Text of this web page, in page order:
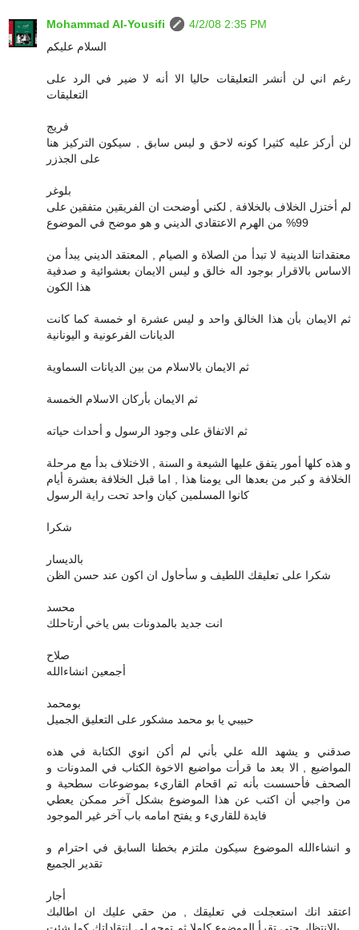
Mohammad Al-Yousifi
4/2/08 2:35 PM
السلام عليكم
رغم اني لن أنشر التعليقات حاليا الا أنه لا ضير في الرد على
التعليقات
فريج
لن أركز عليه كثيرا كونه لاحق و ليس سابق , سيكون التركيز هنا
على الجذزر
بلوغر
لم أختزل الخلاف بالخلافة , لكني أوضحت ان الفريقين متفقين على
99% من الهرم الاعتقادي الديني و هو موضح في الموضوع
معتقداتنا الدينية لا تبدأ من الصلاة و الصيام , المعتقد الديني يبدأ من
الاساس بالاقرار بوجود اله خالق و ليس الايمان بعشوائية و صدفية
هذا الكون
ثم الايمان بأن هذا الخالق واحد و ليس عشرة او خمسة كما كانت
الديانات الفرعونية و اليونانية
ثم الايمان بالاسلام من بين الديانات السماوية
ثم الايمان بأركان الاسلام الخمسة
ثم الاتفاق على وجود الرسول و أحداث حياته
و هذه كلها أمور يتفق عليها الشيعة و السنة , الاختلاف بدأ مع مرحلة
الخلافة و كبر من بعدها الى يومنا هذا , اما قبل الخلافة بعشرة أيام
كانوا المسلمين كيان واحد تحت راية الرسول
شكرا
بالديسار
شكرا على تعليقك اللطيف و سأحاول ان اكون عند حسن الظن
محسد
انت جديد بالمدونات بس ياخي أرتاحلك
صلاح
أجمعين انشاءالله
بومحمد
حبيبي يا بو محمد مشكور على التعليق الجميل
صدقني و يشهد الله علي بأني لم أكن انوي الكتابة في هذه
المواضيع , الا بعد ما قرأت مواضيع الاخوة الكتاب في المدونات و
الصحف فأحسست بأنه تم اقحام القاريء بموضوعات سطحية و
من واجبي أن اكتب عن هذا الموضوع بشكل آخر ممكن يعطي
فايدة للقاريء و يفتح امامه باب آخر غير الموجود
و انشاءالله الموضوع سيكون ملتزم بخطنا السابق في احترام و
تقدير الجميع
أجار
اعتقد انك استعجلت في تعليقك , من حقي عليك ان اطالبك